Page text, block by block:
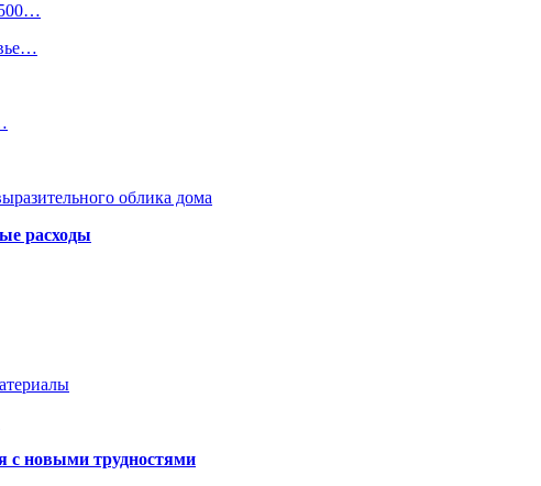
облика дома
расходы
с новыми трудностями